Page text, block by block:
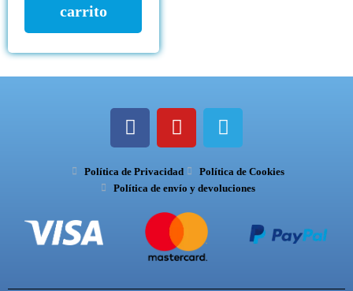
carrito
F
a
e
b
Y
o
t
u
b
e
T
e
e
g
Política de Privacidad
Política de Cookies
Política de envío y devoluciones